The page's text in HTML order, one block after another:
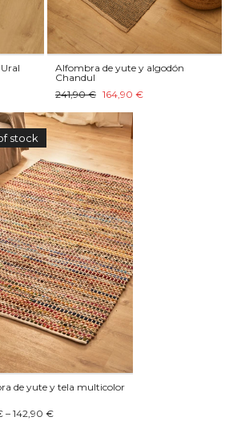
Alfombra de yute y algodón
Chandul
241,90 € 164,90 €
stock
de yute y tela multicolor
– 142,90 €